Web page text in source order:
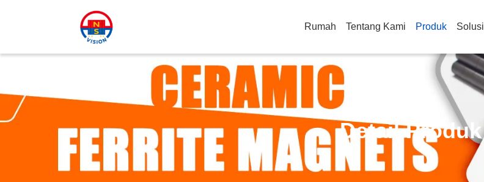
Rumah Tentang Kami Produk Solusi
Detail Produk